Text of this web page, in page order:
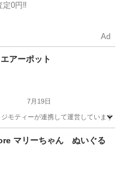
定0円‼️
Ad
アーポット
7月19日
ジモティーが連携して運営してい
マリーちゃん ぬいぐる